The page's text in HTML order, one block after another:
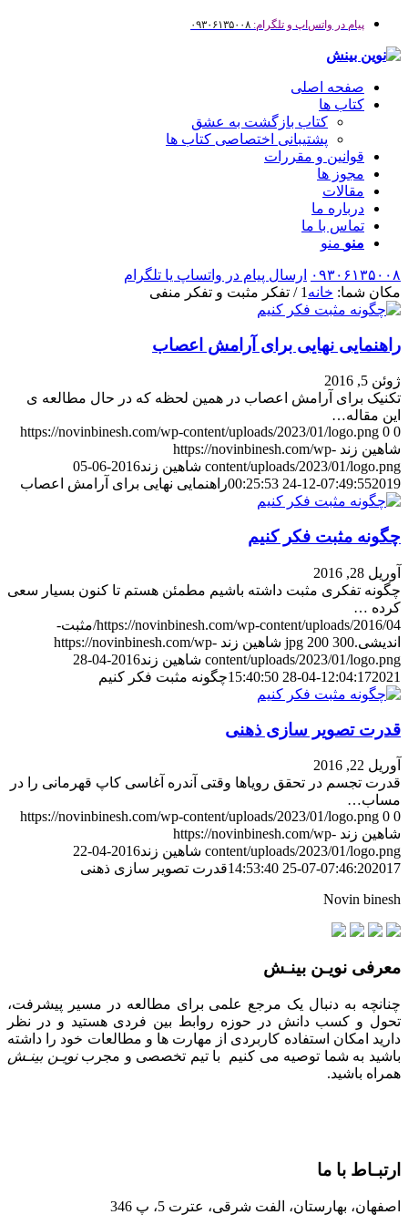
پیام در واتس‌اپ و تلگرام: ۰۹۳۰۶۱۳۵۰۰۸
صفحه اصلی
کتاب ها
کتاب بازگشت به عشق
پشتیبانی اختصاصی کتاب ها
قوانین و مقررات
مجوز ها
مقالات
درباره ما
تماس با ما
منو منو
۰۹۳۰۶۱۳۵۰۰۸
ارسال پیام در واتساپ یا تلگرام
مکان شما: خانه 1
/ تفکر مثبت و تفکر منفی
راهنمایی نهایی برای آرامش اعصاب
ژوئن 5, 2016
تکنیک برای آرامش اعصاب در همین لحظه که در حال مطالعه ی
این مقاله…
https://novinbinesh.com/wp-content/uploads/2023/01/logo.png 0 0
شاهین زند https://novinbinesh.com/wp-
content/uploads/2023/01/logo.png شاهین زند
2016-06-05
07:49:552019-12-24 00:25:53 راهنمایی نهایی برای آرامش اعصاب
چگونه مثبت فکر کنیم
آوریل 28, 2016
چگونه تفکری مثبت داشته باشیم مطمئن هستم تا کنون بسیار سعی
کرده …
https://novinbinesh.com/wp-content/uploads/2016/04/مثبت-
اندیشی.jpg
200 300 شاهین زند https://novinbinesh.com/wp-
content/uploads/2023/01/logo.png شاهین زند
2016-04-28
12:04:172021-04-28 15:40:50 چگونه مثبت فکر کنیم
قدرت تصویر سازی ذهنی
آوریل 22, 2016
قدرت تجسم در تحقق رویاها وقتی آندره آغاسی کاپ قهرمانی را در
مساب…
https://novinbinesh.com/wp-content/uploads/2023/01/logo.png 0 0
شاهین زند https://novinbinesh.com/wp-
content/uploads/2023/01/logo.png شاهین زند
2016-04-22
07:46:202017-07-25 14:53:40
قدرت تصویر سازی ذهنی
Novin binesh
معرفی نویـن بینـش
چنانچه به دنبال یک مرجع علمی برای مطالعه در مسیر پیشرفت،
تحول و کسب دانش در حوزه روابط بین فردی هستید و در نظر
دارید امکان استفاده کاربردی از مهارت ها و مطالعات خود را داشته
باشید به شما توصیه می کنیم با تیم تخصصی و مجربنویـن بینـش
همراه باشید.
ارتبـاط با ما
اصفهان، بهارستان، الفت شرقی، عترت 5، پ 346